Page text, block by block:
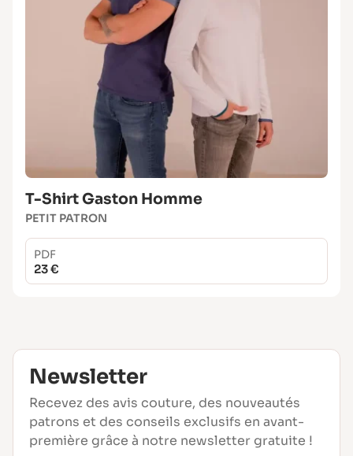
T-Shirt Gaston Homme
PETIT PATRON
PDF
23 €
Newsletter
Recevez des avis couture, des nouveautés
patrons et des conseils exclusifs en avant-
première grâce à notre newsletter gratuite !